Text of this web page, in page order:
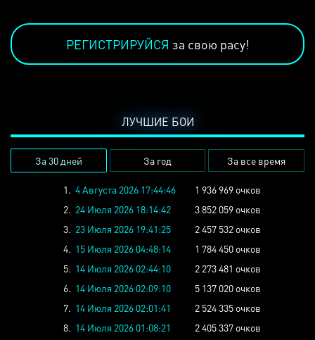
РЕГИСТРИРУЙСЯ за свою расу!
ЛУЧШИЕ БОИ
За 30 дней За год За все время
1. 4 Августа 2026 17:44:46
1 936 969 очков
2. 24 Июля 2026 18:14:42
3 852 059 очков
3. 23 Июля 2026 19:41:25
2 457 532 очков
4. 15 Июля 2026 04:48:14
1 784 450 очков
5. 14 Июля 2026 02:44:10
2 273 481 очков
6. 14 Июля 2026 02:09:10
5 137 020 очков
7. 14 Июля 2026 02:01:41
2 524 335 очков
8. 14 Июля 2026 01:08:21
2 405 337 очков